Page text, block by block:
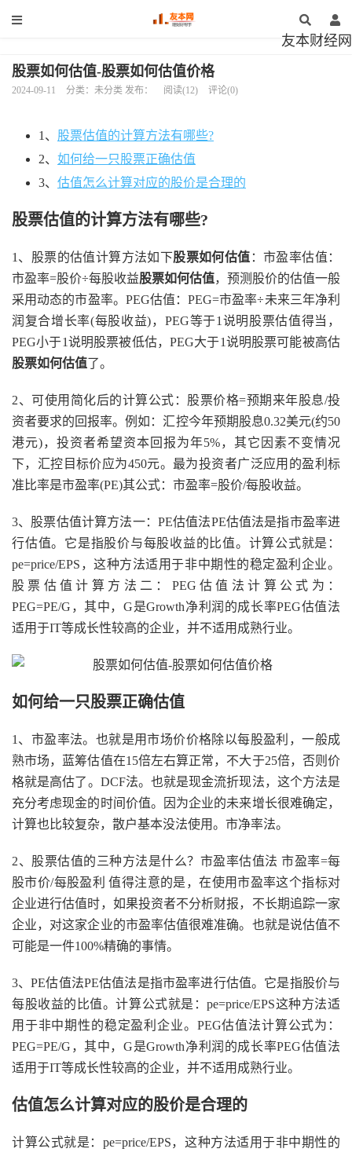
友本财经网
股票如何估值-股票如何估值价格
2024-09-11 分类：未分类 发布： 阅读(12) 评论(0)
1、 股票估值的计算方法有哪些?
2、 如何给一只股票正确估值
3、 估值怎么计算对应的股价是合理的
股票估值的计算方法有哪些?
1、股票的估值计算方法如下股票如何估值 ：市盈率估值：
市盈率=股价÷每股收益股票如何估值，预测股价的估值一般
采用动态的市盈率。PEG估值：PEG=市盈率÷未来三年净利
润复合增长率(每股收益)，PEG等于1说明股票估值得当，
PEG小于1说明股票被低估，PEG大于1说明股票可能被高估
股票如何估值了。
2、可使用简化后的计算公式：股票价格=预期来年股息/投
资者要求的回报率。例如：汇控今年预期股息0.32美元(约50
港元)，投资者希望资本回报为年5%，其它因素不变情况
下，汇控目标价应为450元。最为投资者广泛应用的盈利标
准比率是市盈率(PE)其公式：市盈率=股价/每股收益。
3、股票估值计算方法一：PE估值法PE估值法是指市盈率进
行估值。它是指股价与每股收益的比值。计算公式就是：
pe=price/EPS，这种方法适用于非中期性的稳定盈利企业。
股票估值计算方法二：PEG估值法计算公式为：
PEG=PE/G，其中，G是Growth净利润的成长率PEG估值法
适用于IT等成长性较高的企业，并不适用成熟行业。
如何给一只股票正确估值
1、市盈率法。也就是用市场价价格除以每股盈利，一般成
熟市场，蓝筹估值在15倍左右算正常，不大于25倍，否则价
格就是高估了。DCF法。也就是现金流折现法，这个方法是
充分考虑现金的时间价值。因为企业的未来增长很难确定，
计算也比较复杂，散户基本没法使用。市净率法。
2、股票估值的三种方法是什么？市盈率估值法 市盈率=每
股市价/每股盈利 值得注意的是，在使用市盈率这个指标对
企业进行估值时，如果投资者不分析财报，不长期追踪一家
企业，对这家企业的市盈率估值很难准确。也就是说估值不
可能是一件100%精确的事情。
3、PE估值法PE估值法是指市盈率进行估值。它是指股价与
每股收益的比值。计算公式就是：pe=price/EPS这种方法适
用于非中期性的稳定盈利企业。PEG估值法计算公式为：
PEG=PE/G，其中，G是Growth净利润的成长率PEG估值法
适用于IT等成长性较高的企业，并不适用成熟行业。
估值怎么计算对应的股价是合理的
计算公式就是：pe=price/EPS，这种方法适用于非中期性的